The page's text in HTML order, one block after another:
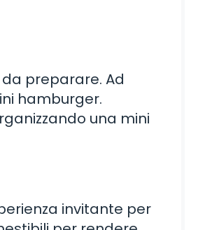
preparare. Ad
hamburger.
una mini
invitante per